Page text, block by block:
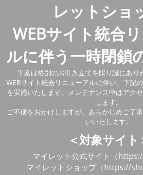
レットショ
WEBサイト統合
ルに伴う一時閉鎖
平素は格別のお引き立てを賜り誠にあり
WEBサイト統合リニューアルに伴い、下記
を実施いたします。メンテナンス中はアク
します。
ご不便をおかけしますが、あらかじめご了
いいたします。
＜対象サイト
マイレット公式サイト（
マイレットショップ（https://